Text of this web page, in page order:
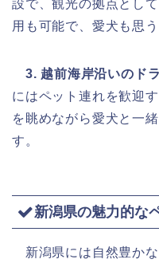
設で、観光の拠点とし
用も可能で、愛犬も思
3. 越前海岸沿いのド
にはペット連れを歓迎
を眺めながら愛犬と一
す。
新潟県の魅力的な
新潟県には自然豊か